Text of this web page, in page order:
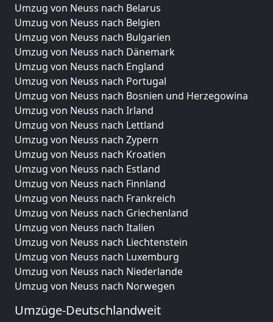
Umzug von Neuss nach Belarus
Umzug von Neuss nach Belgien
Umzug von Neuss nach Bulgarien
Umzug von Neuss nach Dänemark
Umzug von Neuss nach England
Umzug von Neuss nach Portugal
Umzug von Neuss nach Bosnien und Herzegowina
Umzug von Neuss nach Irland
Umzug von Neuss nach Lettland
Umzug von Neuss nach Zypern
Umzug von Neuss nach Kroatien
Umzug von Neuss nach Estland
Umzug von Neuss nach Finnland
Umzug von Neuss nach Frankreich
Umzug von Neuss nach Griechenland
Umzug von Neuss nach Italien
Umzug von Neuss nach Liechtenstein
Umzug von Neuss nach Luxemburg
Umzug von Neuss nach Niederlande
Umzug von Neuss nach Norwegen
Umzüge-Deutschlandweit